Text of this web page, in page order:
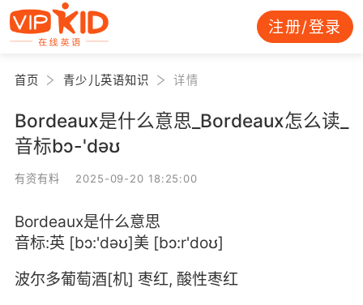
注册/登录
首页 青少儿英语知识 详情
Bordeaux是什么意思_Bordeaux怎么读_
音标bɔ-'dəʊ
有资有料 2025-09-20 18:25:00
Bordeaux是什么意思
音标:英 [bɔ:'dəʊ]美 [bɔ:r'doʊ]
波尔多葡萄酒[机] 枣红, 酸性枣红